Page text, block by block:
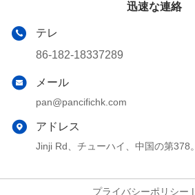
迅速な連絡
テレ
86-182-18337289
メール
pan@pancifichk.com
アドレス
Jinji Rd、チューハイ、中国の第378。
プライバシーポリシー |